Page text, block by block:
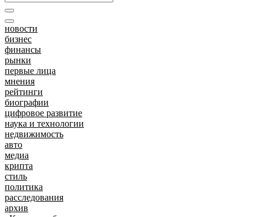
новости
бизнес
финансы
рынки
первые лица
мнения
рейтинги
биографии
цифровое развитие
наука и технологии
недвижимость
авто
медиа
крипта
стиль
политика
расследования
архив